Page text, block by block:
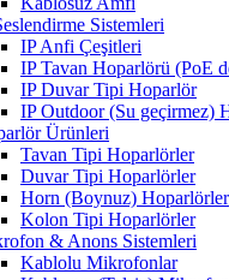
Sistemleri
IP Anfi Çeşitleri
IP Tavan Hoparlörü (PoE
IP Duvar Tipi Hoparlör
IP Outdoor (Su geçirmez)
Ürünleri
Tavan Tipi Hoparlörler
Duvar Tipi Hoparlörler
Horn (Boynuz) Hoparlörler
Kolon Tipi Hoparlörler
& Anons Sistemleri
Kablolu Mikrofonlar